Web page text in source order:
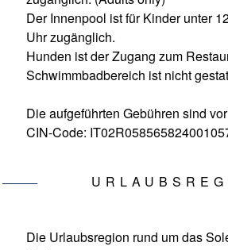
Der Innenpool ist für Kinder unter
Uhr zugänglich.
Hunden ist der Zugang zum
Schwimmbadbereich ist nicht
Die aufgeführten Gebühren sind
CIN-Code:
Die Urlaubsregion rund um das